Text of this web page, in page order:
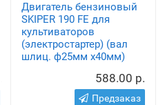
Двигатель бензиновый
SKIPER 190 FE для
культиваторов
(электростартер) (вал
шлиц. ф25мм х40мм)
588.00 р.
Предзаказ